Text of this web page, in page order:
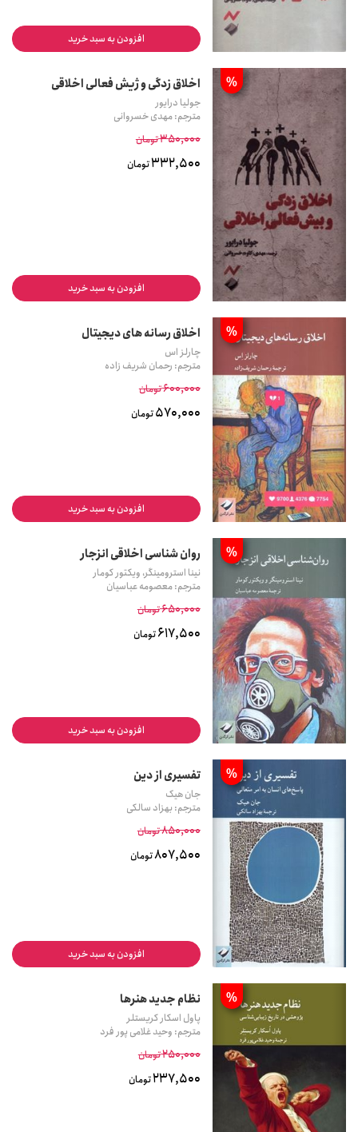
افزودن به سبد خرید
% اخلاق زدگی و ژیش فعالی اخلاقی
جولیا درایور
مترجم: مهدی خسروانی
350,000تومان
332,500تومان
افزودن به سبد خرید
% اخلاق رسانه های دیجیتال
چارلز اس
مترجم: رحمان شریف زاده
600,000تومان
570,000تومان
افزودن به سبد خرید
% روان شناسی اخلاقی انزجار
نینا استرومینگر، ویکتور کومار
مترجم: معصومه عباسیان
650,000تومان
617,500تومان
افزودن به سبد خرید
% تفسیری از دین
جان هیک
مترجم: بهزاد سالکی
850,000تومان
807,500تومان
افزودن به سبد خرید
% نظام جدید هنرها
پاول اسکار کریستلر
مترجم: وحید غلامی پور فرد
250,000تومان
237,500تومان